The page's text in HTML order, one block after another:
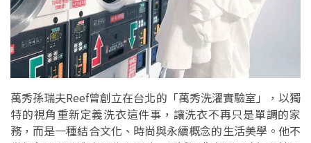
萬秀孫瑞夫Reef曾創立在台北的「萬秀洗濯實驗室」，以獨
特的視角重新定義洗衣這件事，讓洗衣不再只是單調的家
務，而是一種結合文化、時尚與永續概念的生活美學。他不